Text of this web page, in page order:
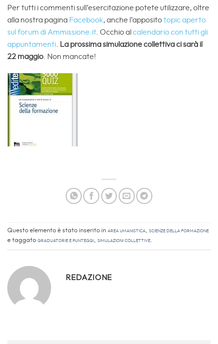
Per tutti i commenti sull’esercitazione potete utilizzare, oltre
alla nostra pagina Facebook, anche l’appositotopic aperto
sul forum di Ammissione.it. Occhio al calendario con tutti gli
appuntamenti
La prossima simulazione collettiva ci sarà il
22 maggio . Non mancate!
Questo elemento è stato inserito in Area Umanistica, Scienze della Formazione
e taggato Graduatorie e Punteggi, simulazioni collettive.
REDAZIONE